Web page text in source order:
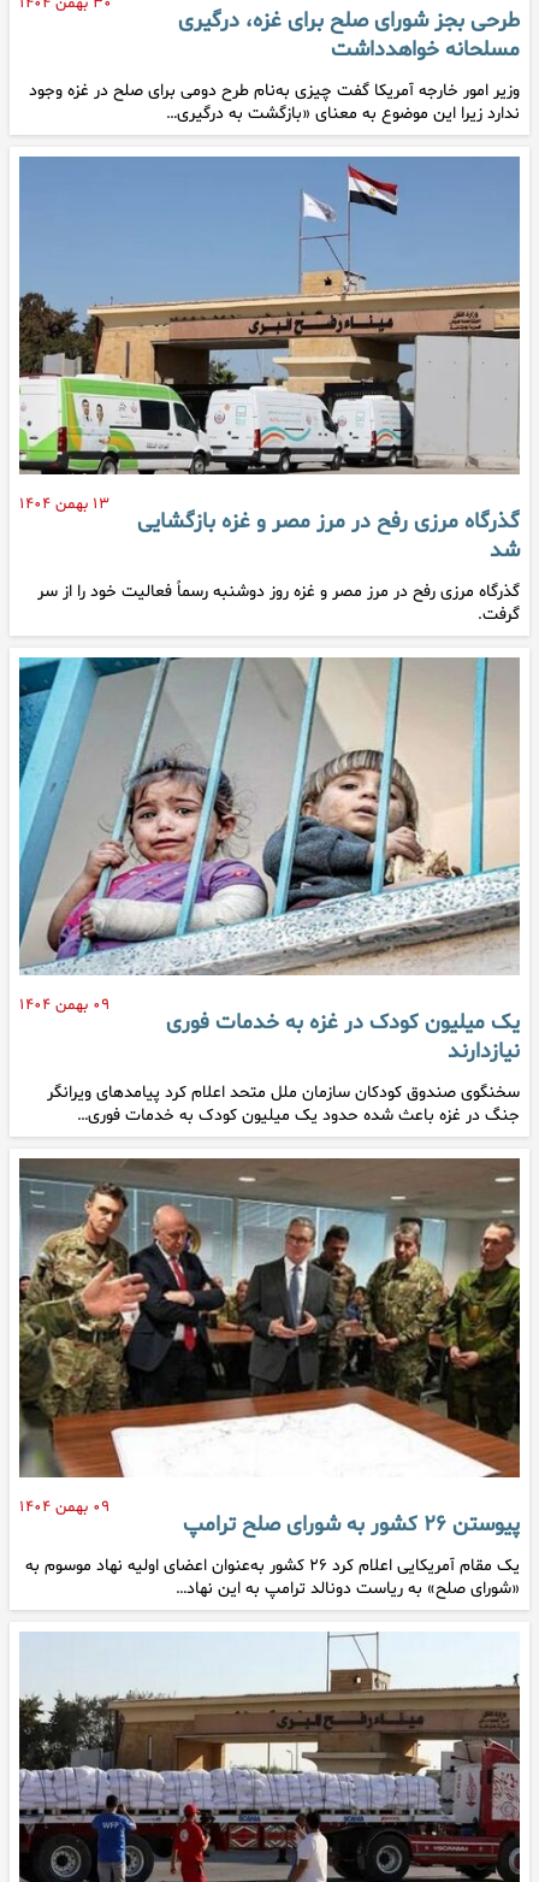
طرحی بجز شورای صلح برای غزه، درگیری
مسلحانه خواهدداشت
وزیر امور خارجه آمریکا گفت چیزی به‌نام طرح دومی برای صلح در غزه وجود
ندارد زیرا این موضوع به معنای «بازگشت به درگیری…
۱۳ بهمن ۱۴۰۴
گذرگاه مرزی رفح در مرز مصر و غزه بازگشایی
شد
گذرگاه مرزی رفح در مرز مصر و غزه روز دوشنبه رسماً فعالیت خود را از سر
گرفت.
۰۹ بهمن ۱۴۰۴
یک میلیون کودک در غزه به خدمات فوری
نیازدارند
سخنگوی صندوق کودکان سازمان ملل متحد اعلام کرد پیامدهای ویرانگر
جنگ در غزه باعث شده حدود یک میلیون کودک به خدمات فوری…
۰۹ بهمن ۱۴۰۴
پیوستن ۲۶ کشور به شورای صلح ترامپ
یک مقام آمریکایی اعلام کرد ۲۶ کشور به‌عنوان اعضای اولیه نهاد موسوم به
«شورای صلح» به ریاست دونالد ترامپ به این نهاد…